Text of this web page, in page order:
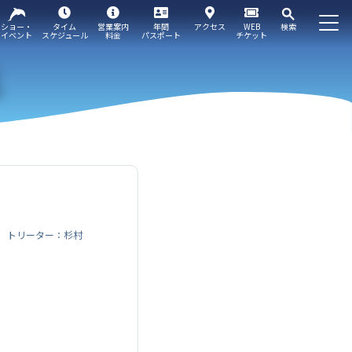
WEB
チケット
検索
ショー・
イベント
タイム
スケジュール
営業案内
料金
年間
パスポート
アクセス
トリーター：杉村